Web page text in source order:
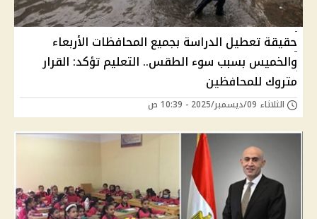
حقيقة تعطيل الدراسة بجميع المحافظات الأربعاء
والخميس بسبب سوء الطقس.. التعليم تؤكد: القرار
متروك للمحافظين
الثلاثاء 09/ديسمبر/2025 - 10:39 ص